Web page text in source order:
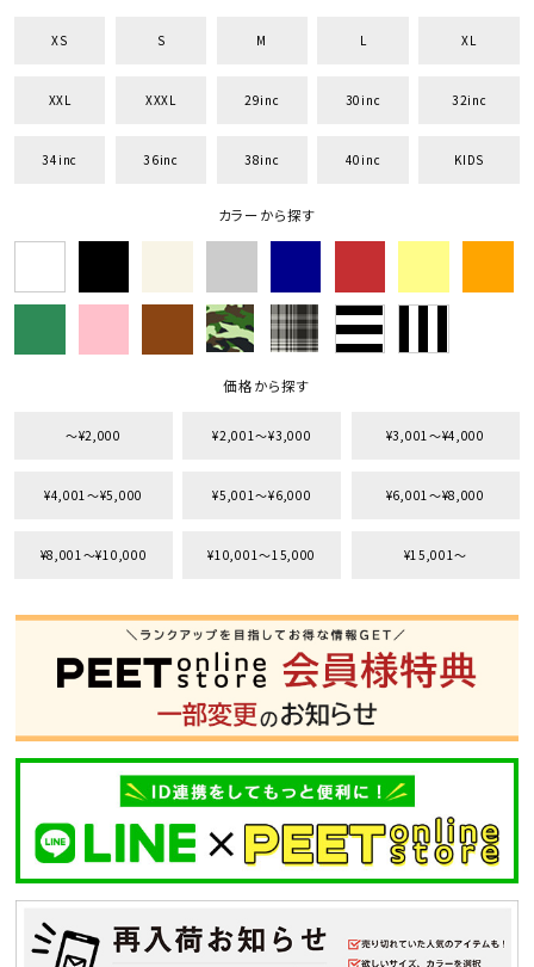
XS S M L XL
XXL XXXL 29inc 30inc 32inc
34inc 36inc 38inc 40inc KIDS
カラーから探す
価格から探す
〜¥2,000 ¥2,001〜¥3,000 ¥3,001〜¥4,000
¥4,001〜¥5,000 ¥5,001〜¥6,000 ¥6,001〜¥8,000
¥8,001〜¥10,000 ¥10,001〜15,000 ¥15,001〜